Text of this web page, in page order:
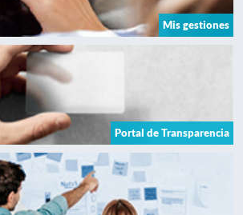
Mis gestiones
Portal de Transparencia